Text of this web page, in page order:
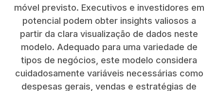
móvel previsto. Executivos e investidores em
potencial podem obter insights valiosos a
partir da clara visualização de dados neste
modelo. Adequado para uma variedade de
tipos de negócios, este modelo considera
cuidadosamente variáveis necessárias como
despesas gerais, vendas e estratégias de